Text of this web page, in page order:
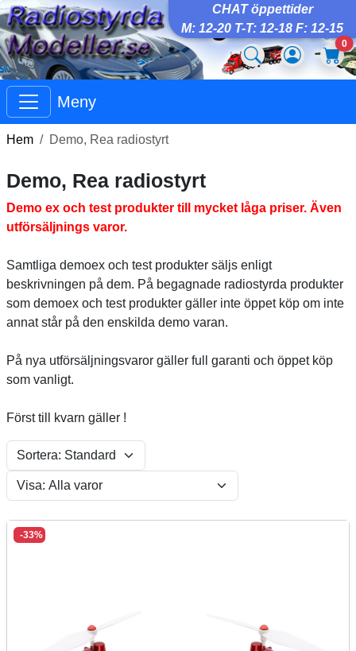
CHAT öppettider
M: 12-20 T-T: 12-18 F: 12-15
0
Meny
Hem Demo, Rea radiostyrt
Demo, Rea radiostyrt
Demo ex och test produkter till mycket låga priser. Även
utförsäljnings varor.
Samtliga demoex och test produkter säljs enligt
beskrivningen på dem. På begagnade radiostyrda produkter
som demoex och test produkter gäller inte öppet köp om inte
annat står på den enskilda demo varan.
På nya utförsäljningsvaror gäller full garanti och öppet köp
som vanligt.
Först till kvarn gäller !
-33%